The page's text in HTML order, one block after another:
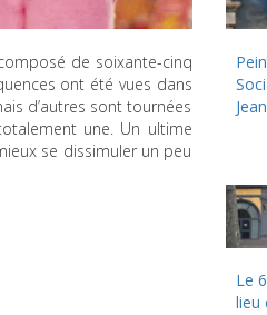
de soixante-cinq
ont été vues dans
d’autres sont tournées
une. Un ultime
se dissimuler un peu
Le
lieu